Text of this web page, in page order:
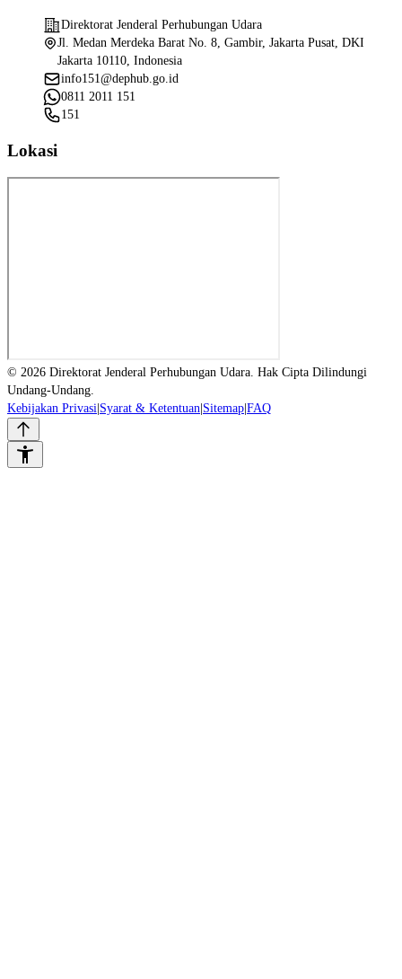
Direktorat Jenderal Perhubungan Udara
Jl. Medan Merdeka Barat No. 8, Gambir, Jakarta Pusat, DKI
Jakarta 10110, Indonesia
info151@dephub.go.id
0811 2011 151
151
Lokasi
© 2026 Direktorat Jenderal Perhubungan Udara. Hak Cipta Dilindungi
Undang-Undang.
Kebijakan Privasi Syarat & Ketentuan Sitemap FAQ